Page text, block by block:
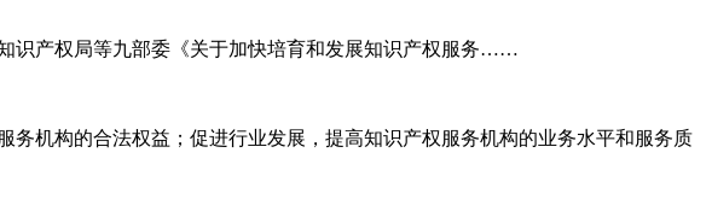
识产权局等九部委《关于加快培育和发展知识产权服务……
机构的合法权益；促进行业发展，提高知识产权服务机构的业务水平和服务质